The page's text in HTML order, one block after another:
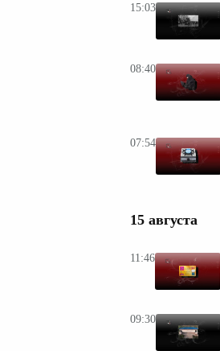
15:03
08:40
07:54
15 августа
11:46
09:30